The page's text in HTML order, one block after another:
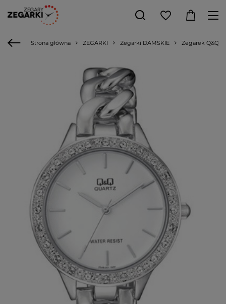
Strona główna ZEGARKI Zegarki DAMSKIE Zegarek Q&Q